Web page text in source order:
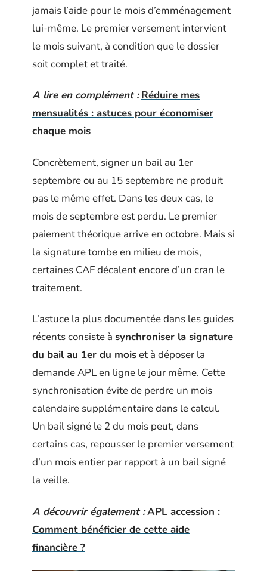
jamais l’aide pour le mois d’emménagement
lui-même. Le premier versement intervient
le mois suivant, à condition que le dossier
soit complet et traité.
A lire en complément : Réduire mes
mensualités : astuces pour économiser
chaque mois
Concrètement, signer un bail au 1er
septembre ou au 15 septembre ne produit
pas le même effet. Dans les deux cas, le
mois de septembre est perdu. Le premier
paiement théorique arrive en octobre. Mais si
la signature tombe en milieu de mois,
certaines CAF décalent encore d’un cran le
traitement.
L’astuce la plus documentée dans les guides
récents consiste à synchroniser la signature
du bail au 1er du moiset à déposer la
demande APL en ligne le jour même. Cette
synchronisation évite de perdre un mois
calendaire supplémentaire dans le calcul.
Un bail signé le 2 du mois peut, dans
certains cas, repousser le premier versement
d’un mois entier par rapport à un bail signé
la veille.
A découvrir également :APL accession :
Comment bénéficier de cette aide
financière ?